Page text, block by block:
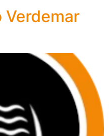
Verdemar